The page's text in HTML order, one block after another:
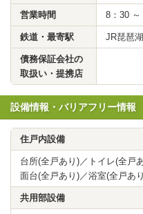
営業時間 8：30 ～
鉄道・最寄駅 JR琵琶
債務保証会社の
取扱い・提携店
設備情報・バリアフリー情報
住戸内設備
台所(全戸あり)／トイレ(全戸
面台(全戸あり)／浴室(全戸あ
共用部設備